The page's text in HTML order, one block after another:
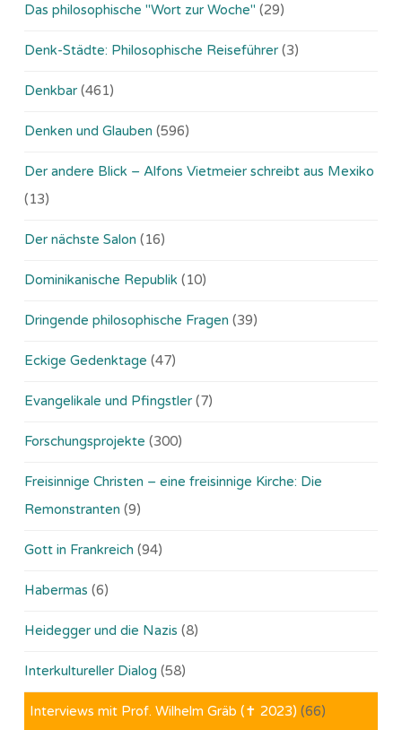
Das philosophische "Wort zur Woche" (29)
Denk-Städte: Philosophische Reiseführer (3)
Denkbar (461)
Denken und Glauben (596)
Der andere Blick – Alfons Vietmeier schreibt aus Mexiko
(13)
Der nächste Salon (16)
Dominikanische Republik (10)
Dringende philosophische Fragen (39)
Eckige Gedenktage (47)
Evangelikale und Pfingstler (7)
Forschungsprojekte (300)
Freisinnige Christen – eine freisinnige Kirche: Die
Remonstranten (9)
Gott in Frankreich (94)
Habermas (6)
Heidegger und die Nazis (8)
Interkultureller Dialog (58)
Interviews mit Prof. Wilhelm Gräb (✝ 2023) (66)